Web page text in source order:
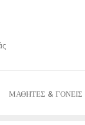
ΜΑΘΗΤΕΣ & ΓΟΝΕΙΣ